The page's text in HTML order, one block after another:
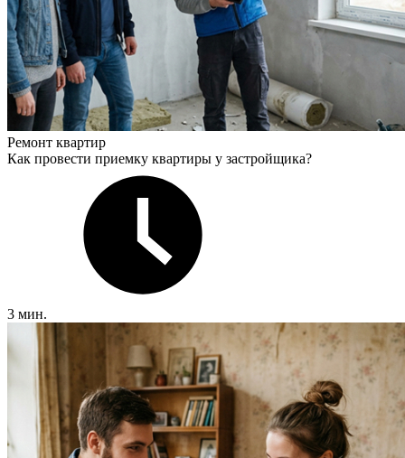
Ремонт квартир
Как провести приемку квартиры у застройщика?
3 мин.